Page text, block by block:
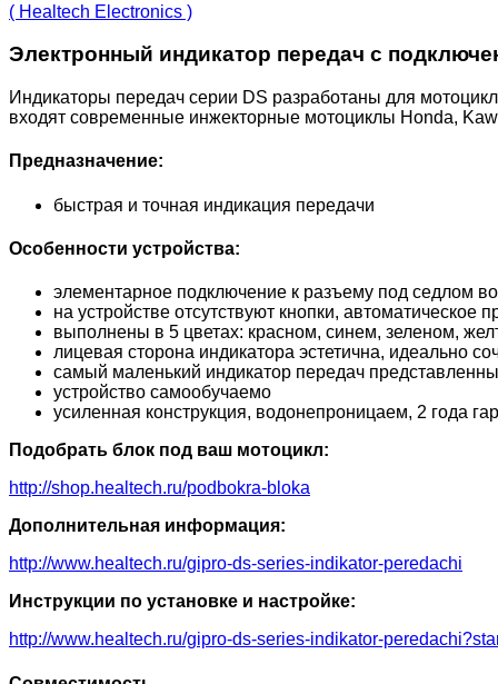
( Healtech Electronics )
Электронный индикатор передач с
Индикаторы передач серии DS разработаны для
входят современные инжекторные мотоциклы Honda,
Предназначение:
быстрая и точная индикация передачи
Особенности устройства:
элементарное подключение к разъему под седлом
на устройстве отсутствуют кнопки, автоматическое
выполнены в 5 цветах: красном, синем, зеленом,
лицевая сторона индикатора эстетична, идеально
самый маленький индикатор передач
устройство самообучаемо
усиленная конструкция, водонепроницаем, 2 года
Подобрать блок под ваш мотоцикл:
http://shop.healtech.ru/podbokra-bloka
Дополнительная информация:
http://www.healtech.ru/gipro-ds-series-indikator-peredachi
Инструкции по установке и настройке:
http://www.healtech.ru/gipro-ds-series-indikator-